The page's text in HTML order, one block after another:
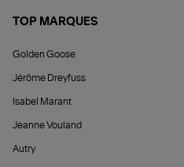
TOP MARQUES
Golden Goose
Jérôme Dreyfuss
Isabel Marant
Jeanne Vouland
Autry